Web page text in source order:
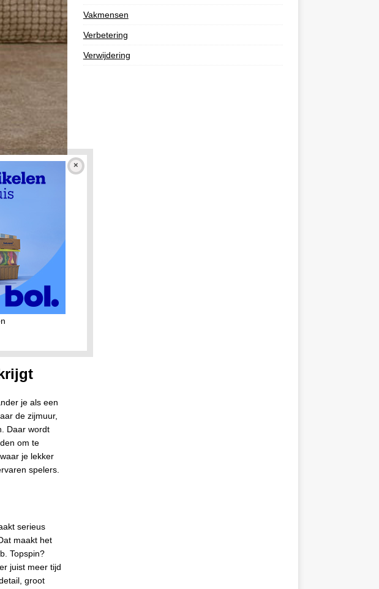
is dan
je serveert
jouw
plekken
bijvoorbeeld
jij het initiatief
balletje
je nu net begint
je als een
de zijmuur,
Daar wordt
om te
je lekker
spelers.
serieus
maakt het
Topspin?
juist meer tijd
groot
Vakmensen
Verbetering
Verwijdering